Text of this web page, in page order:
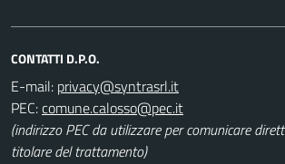
CONTATTI D.P.O.
E-mail:
PEC:
(indirizzo PEC da utilizzare per comunicare
titolare del trattamento)